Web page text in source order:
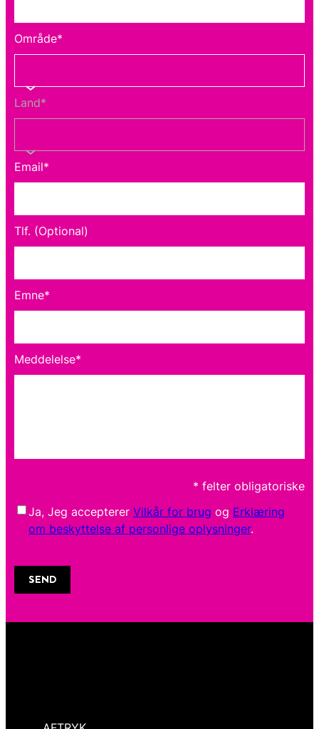
Område*
Land*
Email*
Tlf. (Optional)
Emne*
Meddelelse*
* felter obligatoriske
Ja, Jeg accepterer Vilkår for brug og Erklæring
om beskyttelse af personlige oplysninger.
SEND